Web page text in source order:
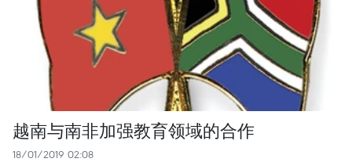
越南与南非加强教育领域的合作
18/01/2019 02:08